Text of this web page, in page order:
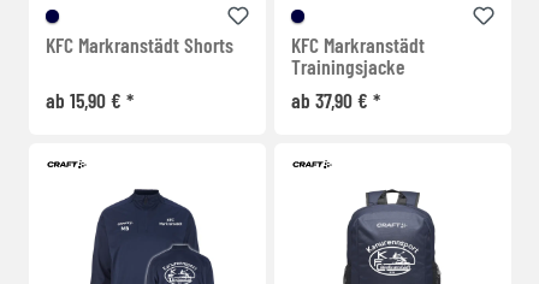
KFC Markranstädt Shorts
ab 15,90 € *
KFC Markranstädt
Trainingsjacke
ab 37,90 € *